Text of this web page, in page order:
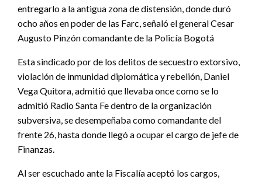
entregarlo a la antigua zona de distensión, donde duró
ocho años en poder de las Farc, señaló el general Cesar
Augusto Pinzón comandante de la Policía Bogotá
Esta sindicado por de los delitos de secuestro extorsivo,
violación de inmunidad diplomática y rebelión, Daniel
Vega Quitora, admitió que llevaba once como se lo
admitió Radio Santa Fe dentro de la organización
subversiva, se desempeñaba como comandante del
frente 26, hasta donde llegó a ocupar el cargo de jefe de
Finanzas.
Al ser escuchado ante la Fiscalía aceptó los cargos,